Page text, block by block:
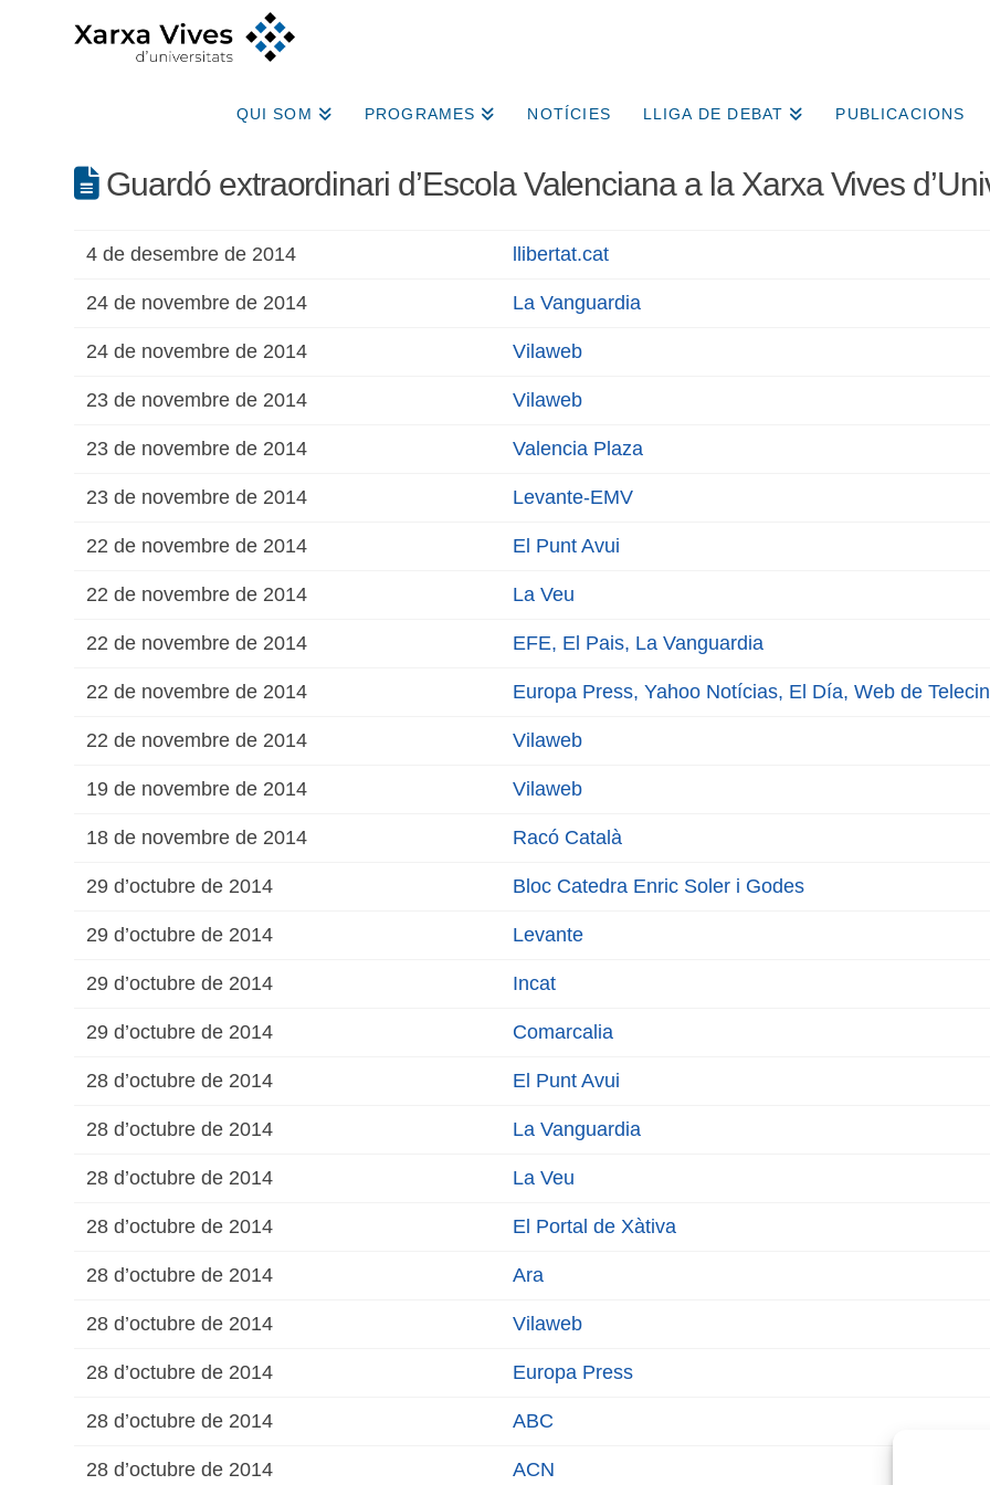
QUI SOM PROGRAMES NOTÍCIES LLIGA DE DEBAT PUBLICACIONS
Guardó extraordinari d’Escola Valenciana a la Xarxa Vives
4 de desembre de 2014 llibertat.cat
24 de novembre de 2014 La Vanguardia
24 de novembre de 2014 Vilaweb
23 de novembre de 2014 Vilaweb
23 de novembre de 2014 Valencia Plaza
23 de novembre de 2014 Levante-EMV
22 de novembre de 2014 El Punt Avui
22 de novembre de 2014 La Veu
22 de novembre de 2014 EFE, El Pais, La Vanguardia
22 de novembre de 2014 Europa Press, Yahoo Notícias, El Día, Web de
22 de novembre de 2014 Vilaweb
19 de novembre de 2014 Vilaweb
18 de novembre de 2014 Racó Català
29 d’octubre de 2014 Bloc Catedra Enric Soler i Godes
29 d’octubre de 2014 Levante
29 d’octubre de 2014 Incat
29 d’octubre de 2014 Comarcalia
28 d’octubre de 2014 El Punt Avui
28 d’octubre de 2014 La Vanguardia
28 d’octubre de 2014 La Veu
28 d’octubre de 2014 El Portal de Xàtiva
28 d’octubre de 2014 Ara
28 d’octubre de 2014 Vilaweb
28 d’octubre de 2014 Europa Press
28 d’octubre de 2014 ABC
28 d’octubre de 2014 ACN